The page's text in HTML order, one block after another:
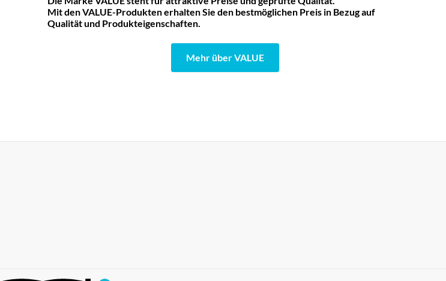
Mit den VALUE-Produkten erhalten Sie den bestmöglichen Preis in Bezug auf
Qualität und Produkteigenschaften.
Mehr über VALUE